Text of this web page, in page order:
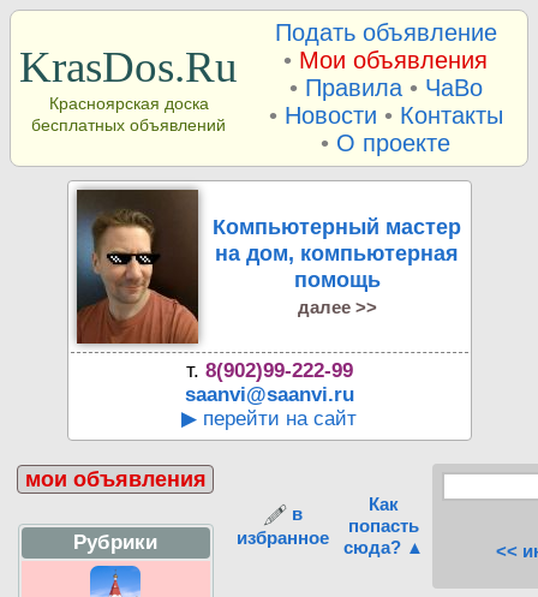
KrasDos.Ru
Красноярская доска
бесплатных объявлений
Подать объявление
• Мои объявления
• Правила• ЧаВо
• Новости • Контакты
• О проекте
Компьютерный мастер
на дом, компьютерная
помощь
далее >>
т. 8(902)99-222-99
saanvi@saanvi.ru
▶ перейти на сайт
мои объявления
Рубрики
в
избранное
Как
попасть
сюда? ▲
<<